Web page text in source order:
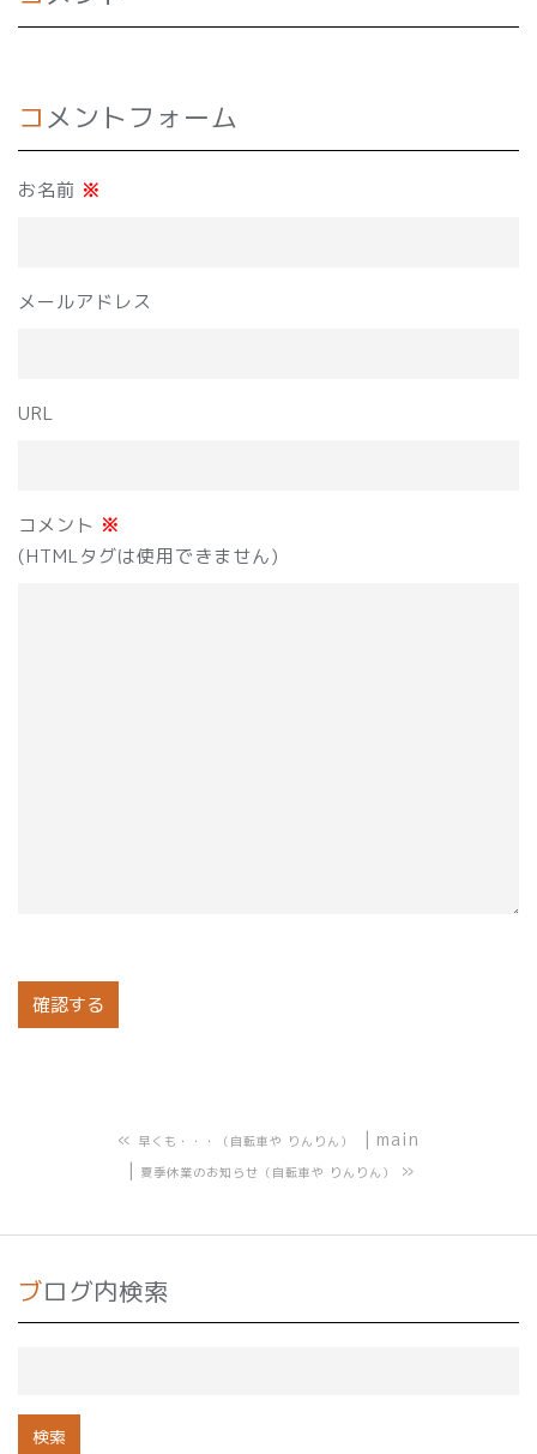
コメントフォーム
お名前 ※
メールアドレス
URL
コメント ※
(HTMLタグは使用できません)
« 早くも・・・（自転車や りんりん） main
夏季休業のお知らせ（自転車や りんりん） »
ブログ内検索